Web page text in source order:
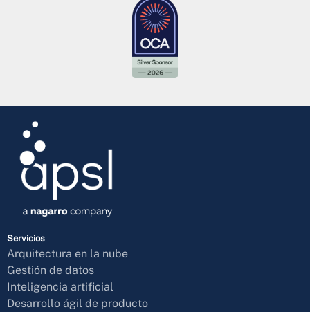
Servicios
Arquitectura en la nube
Gestión de datos
Inteligencia artificial
Desarrollo ágil de producto